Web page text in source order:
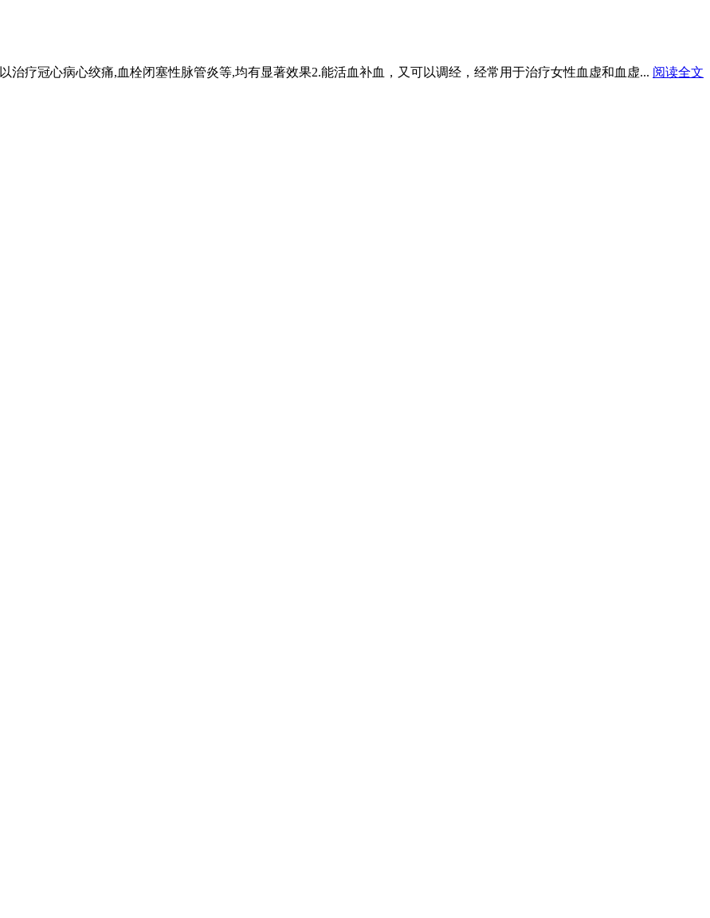
治疗冠心病心绞痛,血栓闭塞性脉管炎等,均有显著效果2.能活血补血，又可以调经，经常用于治疗女性血虚和血虚... 阅读全文